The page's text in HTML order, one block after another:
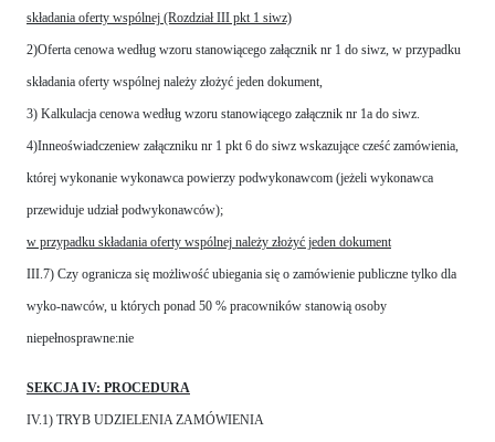
składania oferty wspólnej (Rozdział III pkt 1 siwz)
2)Oferta cenowa według wzoru stanowiącego załącznik nr 1 do siwz, w przypadku
składania oferty wspólnej należy złożyć jeden dokument,
3) Kalkulacja cenowa według wzoru stanowiącego załącznik nr 1a do siwz.
4)Inneoświadczeniew załączniku nr 1 pkt 6 do siwz wskazujące cześć zamówienia,
której wykonanie wykonawca powierzy podwykonawcom (jeżeli wykonawca
przewiduje udział podwykonawców);
w przypadku składania oferty wspólnej należy złożyć jeden dokument
III.7) Czy ogranicza się możliwość ubiegania się o zamówienie publiczne tylko dla
wyko-nawców, u których ponad 50 % pracowników stanowią osoby
niepełnosprawne:nie
SEKCJA IV: PROCEDURA
IV.1) TRYB UDZIELENIA ZAMÓWIENIA